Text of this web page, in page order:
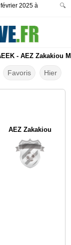
2025 à
🔍
- AEZ Zakakiou
Favoris Hier
AEZ Zakakiou